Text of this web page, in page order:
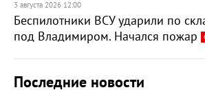
3 августа 2026 12:00
Беспилотники ВСУ ударили по
под Владимиром. Начался пожар
Последние новости